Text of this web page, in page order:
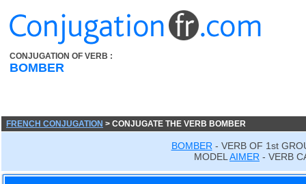
CONJUGATION OF VERB :
BOMBER
FRENCH CONJUGATION > CONJUGATE THE VERB BOMBER
BOMBER - VERB OF 1st
MODEL AIMER - VERB